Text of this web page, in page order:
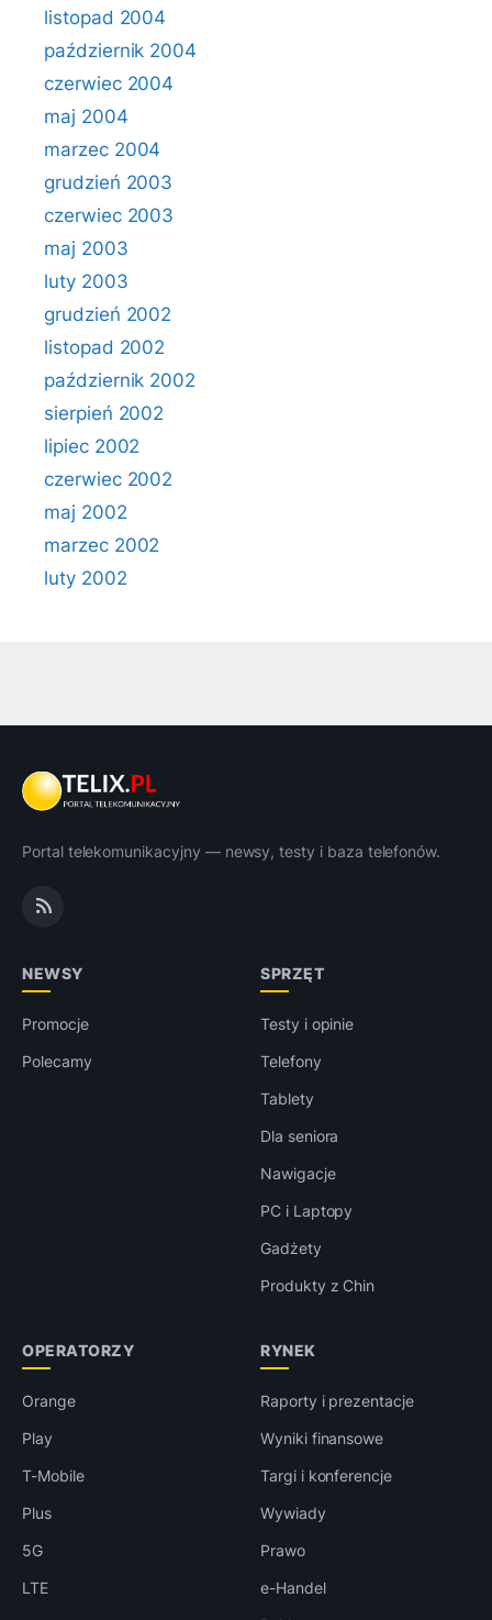
listopad 2004
październik 2004
czerwiec 2004
maj 2004
marzec 2004
grudzień 2003
czerwiec 2003
maj 2003
luty 2003
grudzień 2002
listopad 2002
październik 2002
sierpień 2002
lipiec 2002
czerwiec 2002
maj 2002
marzec 2002
luty 2002
Portal telekomunikacyjny — newsy, testy i baza telefonów.
NEWSY
Promocje
Polecamy
SPRZĘT
Testy i opinie
Telefony
Tablety
Dla seniora
Nawigacje
PC i Laptopy
Gadżety
Produkty z Chin
OPERATORZY
Orange
Play
T-Mobile
Plus
5G
LTE
RYNEK
Raporty i prezentacje
Wyniki finansowe
Targi i konferencje
Wywiady
Prawo
e-Handel